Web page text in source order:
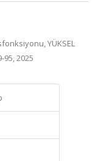
YÜKSEL
95, 2025